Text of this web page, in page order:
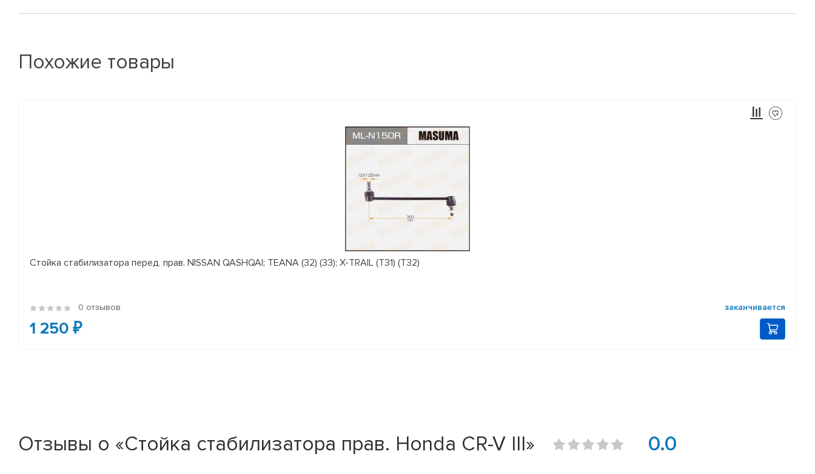
Похожие товары
Стойка стабилизатора перед. прав. NISSAN QASHQAI; TEANA (32) (33); X-TRAIL (T31) (T32)
0 отзывов заканчивается
1 250 ₽
Отзывы о «Стойка стабилизатора прав. Honda CR-V III» 0.0